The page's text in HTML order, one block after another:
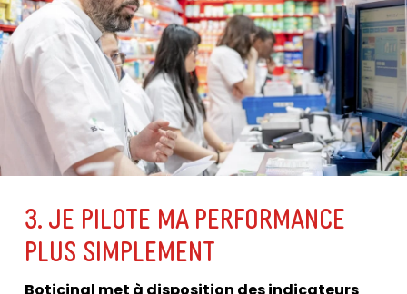
3. JE PILOTE MA PERFORMANCE
PLUS SIMPLEMENT